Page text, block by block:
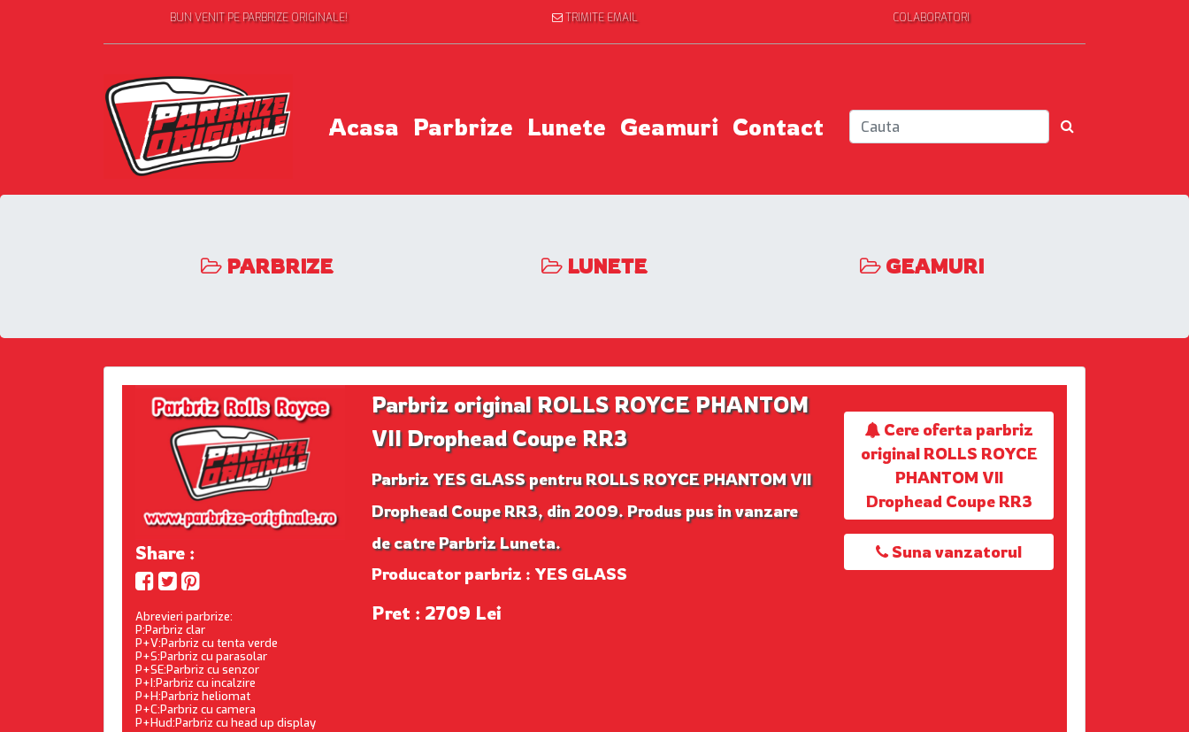
BUN VENIT PE PARBRIZE ORIGINALE! TRIMITE EMAIL COLABORATORI
Acasa Parbrize Lunete Geamuri Contact
PARBRIZE LUNETE GEAMURI
Share :
Abrevieri parbrize:
P:Parbriz clar
P+V:Parbriz cu tenta verde
P+S:Parbriz cu parasolar
P+SE:Parbriz cu senzor
P+I:Parbriz cu incalzire
P+H:Parbriz heliomat
P+C:Parbriz cu camera
P+Hud:Parbriz cu head up display
Parbriz original ROLLS ROYCE PHANTOM
VII Drophead Coupe RR3
Parbriz YES GLASS pentru ROLLS ROYCE PHANTOM VII
Drophead Coupe RR3, din 2009. Produs pus in vanzare
de catre Parbriz Luneta.
Producator parbriz : YES GLASS
Pret : 2709 Lei
Cere oferta parbriz
original ROLLS ROYCE
PHANTOM VII
Drophead Coupe RR3
Suna vanzatorul